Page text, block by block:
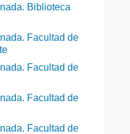
Biblioteca
Facultad de
Facultad de
Facultad de
Facultad de